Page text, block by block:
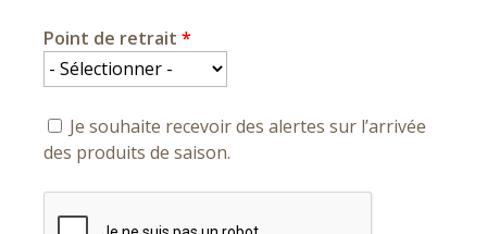
Point de retrait *
Je souhaite recevoir des alertes sur l’arrivée
des produits de saison.